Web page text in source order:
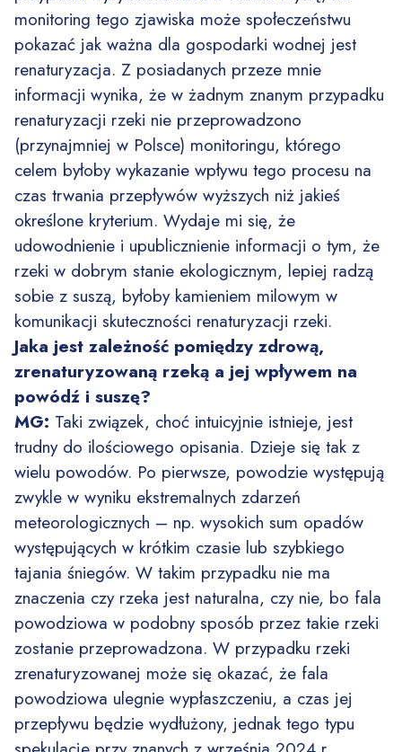
monitoring tego zjawiska może społeczeństwu
pokazać jak ważna dla gospodarki wodnej jest
renaturyzacja. Z posiadanych przeze mnie
informacji wynika, że w żadnym znanym przypadku
renaturyzacji rzeki nie przeprowadzono
(przynajmniej w Polsce) monitoringu, którego
celem byłoby wykazanie wpływu tego procesu na
czas trwania przepływów wyższych niż jakieś
określone kryterium. Wydaje mi się, że
udowodnienie i upublicznienie informacji o tym, że
rzeki w dobrym stanie ekologicznym, lepiej radzą
sobie z suszą, byłoby kamieniem milowym w
komunikacji skuteczności renaturyzacji rzeki.
Jaka jest zależność pomiędzy zdrową,
zrenaturyzowaną rzeką a jej wpływem na
powódź i suszę?
MG: Taki związek, choć intuicyjnie istnieje, jest
trudny do ilościowego opisania. Dzieje się tak z
wielu powodów. Po pierwsze, powodzie występują
zwykle w wyniku ekstremalnych zdarzeń
meteorologicznych – np. wysokich sum opadów
występujących w krótkim czasie lub szybkiego
tajania śniegów. W takim przypadku nie ma
znaczenia czy rzeka jest naturalna, czy nie, bo fala
powodziowa w podobny sposób przez takie rzeki
zostanie przeprowadzona. W przypadku rzeki
zrenaturyzowanej może się okazać, że fala
powodziowa ulegnie wypłaszczeniu, a czas jej
przepływu będzie wydłużony, jednak tego typu